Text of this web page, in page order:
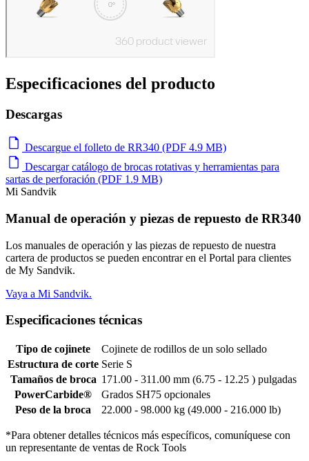
Especificaciones del producto
Descargas
Descargue el folleto de RR340 (PDF 4.9 MB)
Descargar catálogo de brocas rotativas y herramientas para
sartas de perforación (PDF 1.9 MB)
Mi Sandvik
Manual de operación y piezas de repuesto de RR340
Los manuales de operación y las piezas de repuesto de nuestra
cartera de productos se pueden encontrar en el Portal para clientes
de My Sandvik.
Vaya a Mi Sandvik.
Especificaciones técnicas
Tipo de cojinete
Cojinete de rodillos de un solo sellado
Estructura de corte Serie S
Tamaños de broca 171.00 - 311.00 mm (6.75 - 12.25 ) pulgadas
PowerCarbide®
Grados SH75 opcionales
Peso de la broca
22.000 - 98.000 kg (49.000 - 216.000 lb)
*Para obtener detalles técnicos más específicos, comuníquese con
un representante de ventas de Rock Tools